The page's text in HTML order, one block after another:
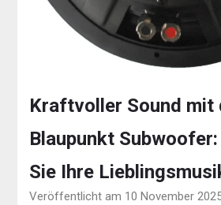
Kraftvoller Sound mit
Blaupunkt
Sie Ihre
Veröffentlicht am 10 November